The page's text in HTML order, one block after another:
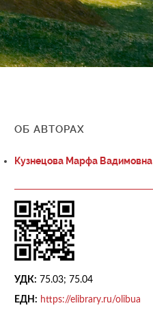
ОБ АВТОРАХ
Кузнецова Марфа Вадимовна
УДК: 75.03; 75.04
ЕДН: https://elibrary.ru/olibua